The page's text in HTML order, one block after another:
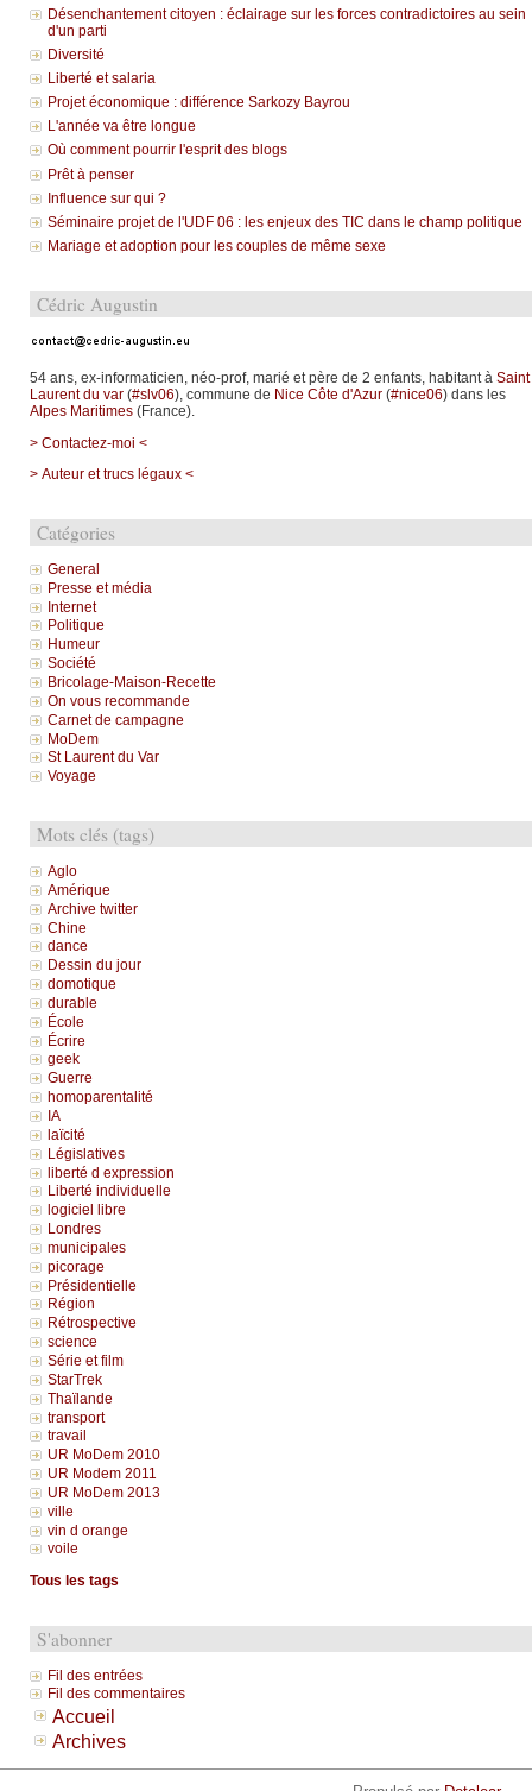
Désenchantement citoyen : éclairage sur les forces contradictoires au sein
d'un parti
Diversité
Liberté et salaria
Projet économique : différence Sarkozy Bayrou
L'année va être longue
Où comment pourrir l'esprit des blogs
Prêt à penser
Influence sur qui ?
Séminaire projet de l'UDF 06 : les enjeux des TIC dans le champ politique
Mariage et adoption pour les couples de même sexe
Cédric Augustin
54 ans, ex-informaticien, néo-prof, marié et père de 2 enfants, habitant à Saint
Laurent du var(#slv06), commune de Nice Côte d'Azur(#nice06) dans les
Alpes Maritimes(France).
> Contactez-moi <
> Auteur et trucs légaux <
Catégories
General
Presse et média
Internet
Politique
Humeur
Société
Bricolage-Maison-Recette
On vous recommande
Carnet de campagne
MoDem
St Laurent du Var
Voyage
Mots clés (tags)
Aglo
Amérique
Archive twitter
Chine
dance
Dessin du jour
domotique
durable
École
Écrire
geek
Guerre
homoparentalité
IA
laïcité
Législatives
liberté d expression
Liberté individuelle
logiciel libre
Londres
municipales
picorage
Présidentielle
Région
Rétrospective
science
Série et film
StarTrek
Thaïlande
transport
travail
UR MoDem 2010
UR Modem 2011
UR MoDem 2013
ville
vin d orange
voile
Tous les tags
S'abonner
Fil des entrées
Fil des commentaires
Accueil
Archives